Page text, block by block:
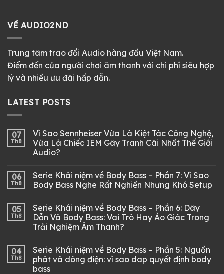
VỀ AUDIO2ND
Trung tâm trao đổi Audio hàng đầu Việt Nam.
Điểm đến của người chơi âm thanh với chi phí siêu hợp
lý và nhiều ưu đãi hấp dẫn.
LATEST POSTS
07
Th8
Vì Sao Sennheiser Vừa Là Kiệt Tác Công Nghệ,
Vừa Là Chiếc IEM Gây Tranh Cãi Nhất Thế Giới
Audio?
06
Th8
Serie Khái niệm về Body Bass – Phần 7: Vì Sao
Body Bass Nghe Rất Nghiền Nhưng Khó Setup
05
Th8
Serie Khái niệm về Body Bass – Phần 6: Dây
Dẫn Và Body Bass: Vai Trò Hay Ảo Giác Trong
Trải Nghiệm Âm Thanh?
04
Th8
Serie Khái niệm về Body Bass – Phần 5: Nguồn
phát và dòng điện: vì sao dap quyết định body
bass